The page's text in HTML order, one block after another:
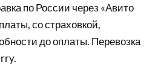
по России через «Авито
со страховкой,
до оплаты. Перевозка